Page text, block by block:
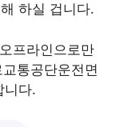
하실 겁니다.
프라인으로만
통공단운전면
니다.